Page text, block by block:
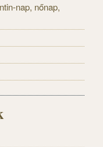
nap, nőnap,